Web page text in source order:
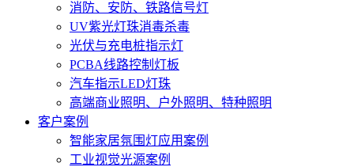
消防、安防、铁路信号灯
UV紫光灯珠消毒杀毒
光伏与充电桩指示灯
PCBA线路控制灯板
汽车指示LED灯珠
高端商业照明、户外照明、特种照明
客户案例
智能家居氛围灯应用案例
工业视觉光源案例